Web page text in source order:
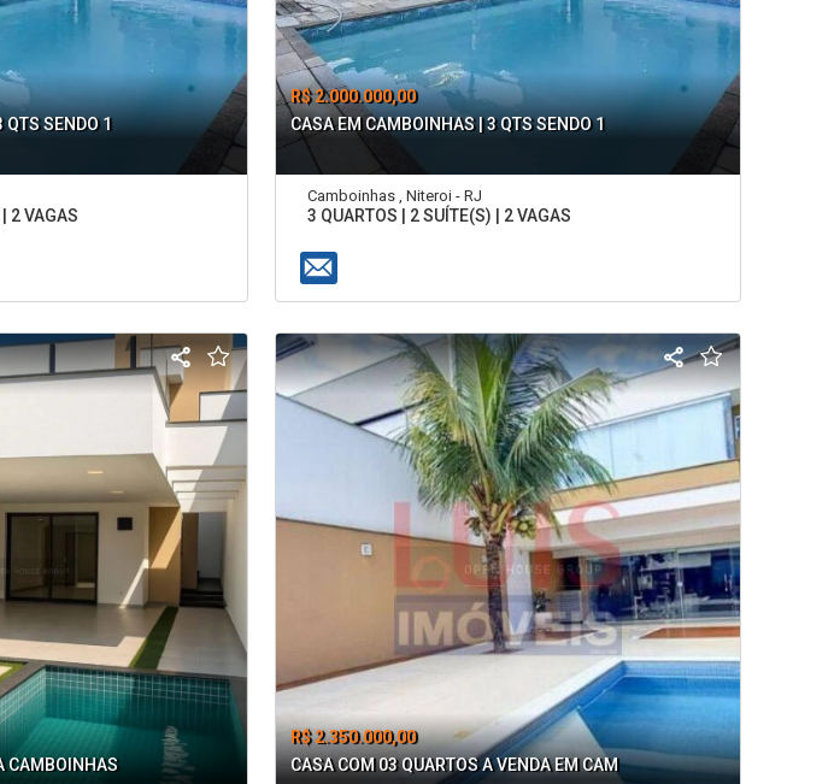
QTS SENDO 1
2 VAGAS
R$ 2.000.000,00
CASA EM CAMBOINHAS | 3 QTS SENDO 1
Camboinhas , Niteroi - RJ
3 QUARTOS | 2 SUÍTE(S) | 2 VAGAS
CAMBOINHAS
R$ 2.350.000,00
CASA COM 03 QUARTOS A VENDA EM CAM